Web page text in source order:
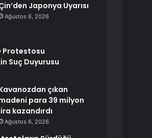
Japonya Uyarısı
Ağustos 6, 2026
Protestosu
Suç Duyurusu
çıkan
para 39 milyon
kazandırdı
Ağustos 6, 2026